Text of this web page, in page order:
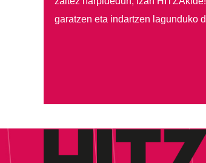
garatzen eta indartzen lagunduko